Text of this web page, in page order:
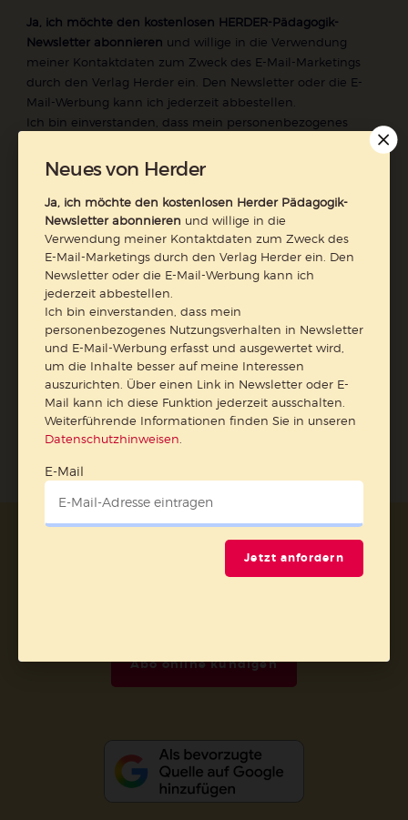
Ja, ich möchte den kostenlosen HERDER-Pädagogik-
Newsletter abonnieren und willige in die Verwendung
meiner Kontaktdaten zum Zweck des E-Mail-Marketings
durch den Verlag Herder ein. Den Newsletter oder die E-
Mail-Werbung kann ich jederzeit abbestellen.
Ich bin einverstanden, dass mein personenbezogenes
erfasst und ausgewertet wird, um die Inhalte besser auf
Newsletter oder E-Mail kann ich diese Funktion jederzeit
ausschalten.
Weiterführende Informationen finden Sie in unseren
Datenschutzhinweisen.
E-Mail
Jetzt anmelden
AGB und Widerrufsbelehrung
Datenschutz
Impressum
Abo online kündigen
Neues von Herder
Ja, ich möchte den kostenlosen Herder Pädagogik-
Newsletter abonnieren und willige in die
Verwendung meiner Kontaktdaten zum Zweck des
E-Mail-Marketings durch den Verlag Herder ein. Den
Newsletter oder die E-Mail-Werbung kann ich
jederzeit abbestellen.
Ich bin einverstanden, dass mein
personenbezogenes Nutzungsverhalten in Newsletter
und E-Mail-Werbung erfasst und ausgewertet wird,
um die Inhalte besser auf meine Interessen
auszurichten. Über einen Link in Newsletter oder E-
Mail kann ich diese Funktion jederzeit ausschalten.
Weiterführende Informationen finden Sie in unseren
Datenschutzhinweisen
E-Mail
Jetzt anfordern